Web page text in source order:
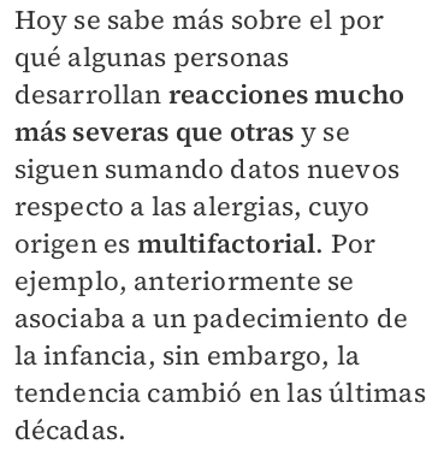
Hoy se sabe más sobre el por
qué algunas personas
desarrollan reacciones mucho
más severas que otras y se
siguen sumando datos nuevos
respecto a las alergias, cuyo
origen es multifactorial. Por
ejemplo, anteriormente se
asociaba a un padecimiento de
la infancia, sin embargo, la
tendencia cambió en las últimas
décadas.